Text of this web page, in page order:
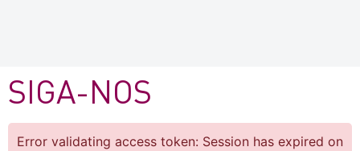
SIGA-NOS
Error validating access token: Session has expired on